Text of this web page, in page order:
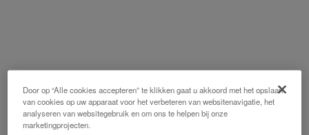
Door op “Alle cookies accepteren” te klikken gaat u akkoord met het opslaan
van cookies op uw apparaat voor het verbeteren van websitenavigatie, het
analyseren van websitegebruik en om ons te helpen bij onze
marketingprojecten.